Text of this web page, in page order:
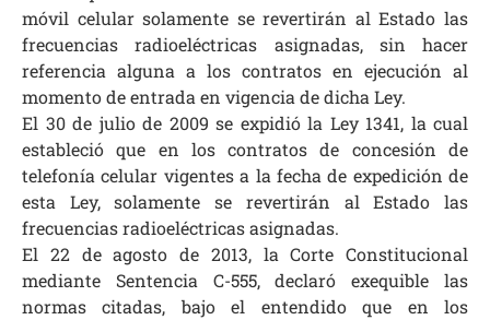
móvil celular solamente se revertirán al Estado las
frecuencias radioeléctricas asignadas, sin hacer
referencia alguna a los contratos en ejecución al
momento de entrada en vigencia de dicha Ley.
El 30 de julio de 2009 se expidió la Ley 1341, la cual
estableció que en los contratos de concesión de
telefonía celular vigentes a la fecha de expedición de
esta Ley, solamente se revertirán al Estado las
frecuencias radioeléctricas asignadas.
El 22 de agosto de 2013, la Corte Constitucional
mediante Sentencia C-555, declaró exequible las
normas citadas, bajo el entendido que en los